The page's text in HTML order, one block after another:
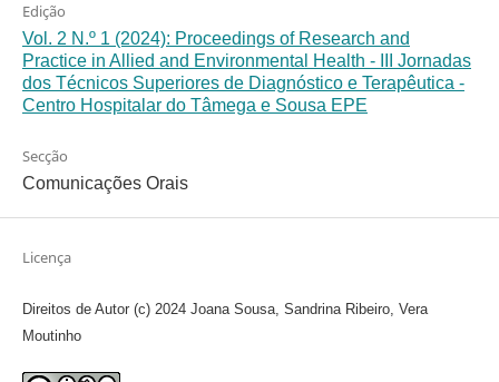
Edição
Vol. 2 N.º 1 (2024): Proceedings of Research and
Practice in Allied and Environmental Health - III Jornadas
dos Técnicos Superiores de Diagnóstico e Terapêutica -
Centro Hospitalar do Tâmega e Sousa EPE
Secção
Comunicações Orais
Licença
Direitos de Autor (c) 2024 Joana Sousa, Sandrina Ribeiro, Vera
Moutinho